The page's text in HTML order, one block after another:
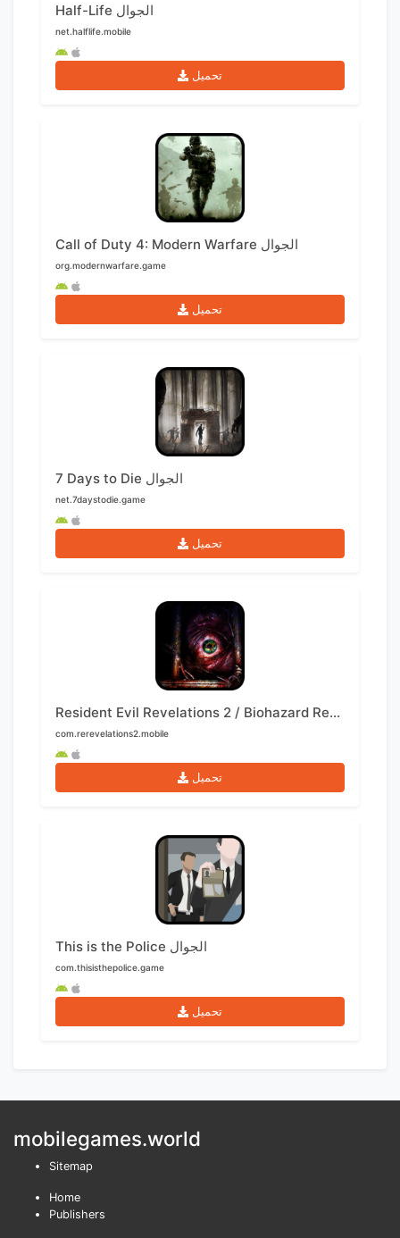
Half-Life الجوال
net.halflife.mobile
تحميل
Call of Duty 4: Modern Warfare الجوال
org.modernwarfare.game
تحميل
7 Days to Die الجوال
net.7daystodie.game
تحميل
Resident Evil Revelations 2 / Biohazard Revelations 2 الجوال
com.rerevelations2.mobile
تحميل
This is the Police الجوال
com.thisisthepolice.game
تحميل
mobilegames.world
Sitemap
Home
Publishers